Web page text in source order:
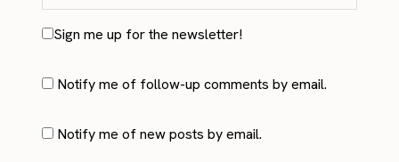
Sign me up for the newsletter!
Notify me of follow-up comments by email.
Notify me of new posts by email.